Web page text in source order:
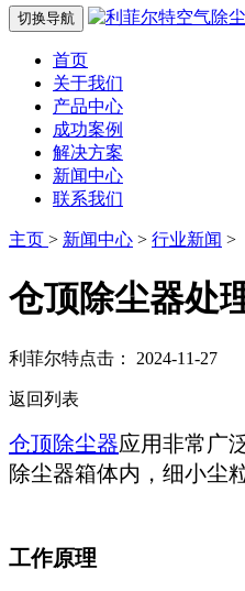
切换导航
首页
关于我们
产品中心
成功案例
解决方案
新闻中心
联系我们
主页 > 新闻中心 > 行业新闻 >
仓顶除尘器处
利菲尔特点击： 2024-11-27
返回列表
‌仓顶除尘器应用非常广
除尘器箱体内，细小尘
工作原理